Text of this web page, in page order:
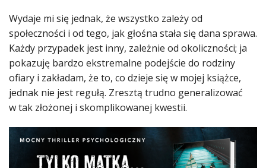
Wydaje mi się jednak, że wszystko zależy od
społeczności i od tego, jak głośna stała się dana sprawa.
Każdy przypadek jest inny, zależnie od okoliczności; ja
pokazuję bardzo ekstremalne podejście do rodziny
ofiary i zakładam, że to, co dzieje się w mojej książce,
jednak nie jest regułą. Zresztą trudno generalizować
w tak złożonej i skomplikowanej kwestii.